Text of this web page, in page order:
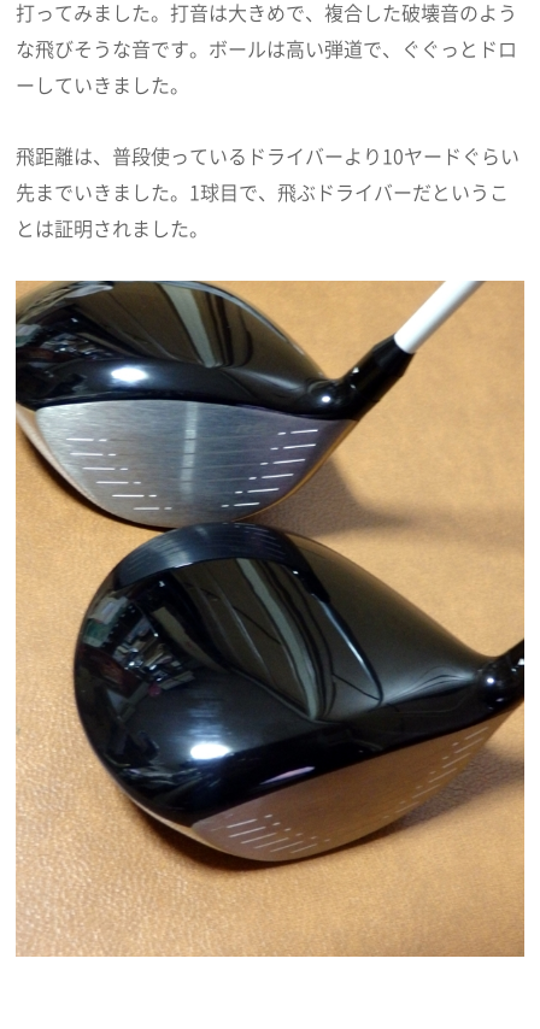
打ってみました。打音は大きめで、複合した破壊音のよう
な飛びそうな音です。ボールは高い弾道で、ぐぐっとドロ
ーしていきました。
飛距離は、普段使っているドライバーより10ヤードぐらい
先までいきました。1球目で、飛ぶドライバーだというこ
とは証明されました。